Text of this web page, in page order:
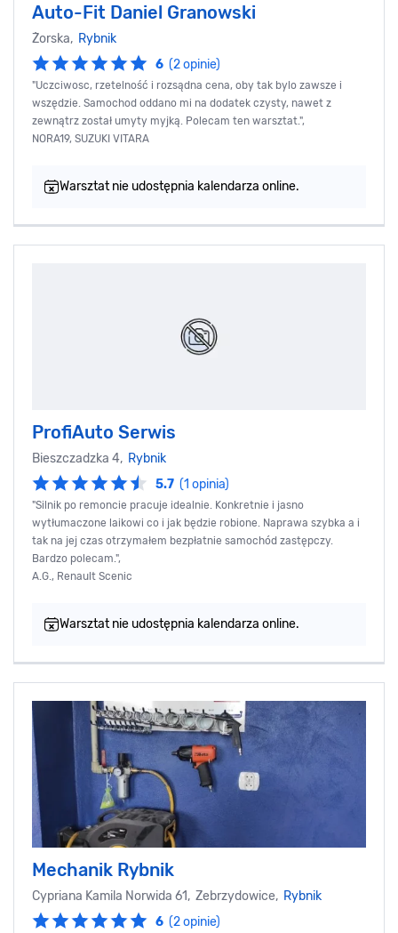
Auto-Fit Daniel Granowski
Żorska, Rybnik
6 (2 opinie)
"Uczciwosc, rzetelność i rozsądna cena, oby tak bylo zawsze i
wszędzie. Samochod oddano mi na dodatek czysty, nawet z
zewnątrz został umyty myjką. Polecam ten warsztat.",
NORA19, SUZUKI VITARA
Warsztat nie udostępnia kalendarza online.
ProfiAuto Serwis
Bieszczadzka 4, Rybnik
5.7 (1 opinia)
"Silnik po remoncie pracuje idealnie. Konkretnie i jasno
wytłumaczone laikowi co i jak będzie robione. Naprawa szybka a i
tak na jej czas otrzymałem bezpłatnie samochód zastępczy.
Bardzo polecam.",
A.G., Renault Scenic
Warsztat nie udostępnia kalendarza online.
Mechanik Rybnik
Cypriana Kamila Norwida 61, Zebrzydowice, Rybnik
6 (2 opinie)